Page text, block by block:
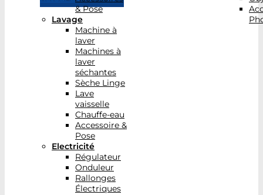
& Pose
Lavage
Machine à
laver
Machines à
laver
séchantes
Sèche Linge
Lave
vaisselle
Chauffe-eau
Accessoire &
Pose
Electricité
Régulateur
Onduleur
Rallonges
Électriques